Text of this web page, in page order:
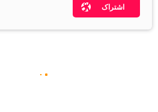
اشتراک